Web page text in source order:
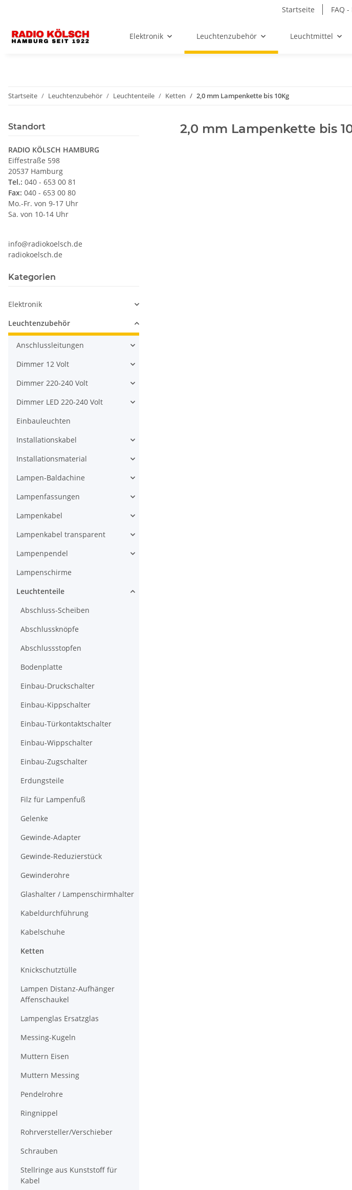
Startseite FAQ
Elektronik Leuchtenzubehör Leuchtmittel
Startseite Leuchtenzubehör Leuchtenteile Ketten 2,0 mm Lampenkette bis 10Kg
2,0 mm Lampenkette bis
Standort
RADIO KÖLSCH HAMBURG
Eiffestraße 598
20537 Hamburg
Tel.: 040 - 653 00 81
Fax: 040 - 653 00 80
Mo.-Fr. von 9-17 Uhr
Sa. von 10-14 Uhr
info@radiokoelsch.de
radiokoelsch.de
Kategorien
Elektronik
Leuchtenzubehör
Anschlussleitungen
Dimmer 12 Volt
Dimmer 220-240 Volt
Dimmer LED 220-240 Volt
Einbauleuchten
Installationskabel
Installationsmaterial
Lampen-Baldachine
Lampenfassungen
Lampenkabel
Lampenkabel transparent
Lampenpendel
Lampenschirme
Leuchtenteile
Abschluss-Scheiben
Abschlussknöpfe
Abschlussstopfen
Bodenplatte
Einbau-Druckschalter
Einbau-Kippschalter
Einbau-Türkontaktschalter
Einbau-Wippschalter
Einbau-Zugschalter
Erdungsteile
Filz für Lampenfuß
Gelenke
Gewinde-Adapter
Gewinde-Reduzierstück
Gewinderohre
Glashalter / Lampenschirmhalter
Kabeldurchführung
Kabelschuhe
Ketten
Knickschutztülle
Lampen Distanz-Aufhänger
Affenschaukel
Lampenglas Ersatzglas
Messing-Kugeln
Muttern Eisen
Muttern Messing
Pendelrohre
Ringnippel
Rohrversteller/Verschieber
Schrauben
Stellringe aus Kunststoff für
Kabel